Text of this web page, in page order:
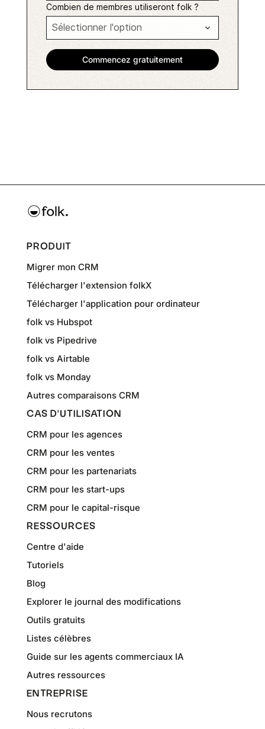
Combien de membres utiliseront folk ?
PRODUIT
Migrer mon CRM
Télécharger l'extension folkX
Télécharger l'application pour ordinateur
folk vs Hubspot
folk vs Pipedrive
folk vs Airtable
folk vs Monday
Autres comparaisons CRM
CAS D'UTILISATION
CRM pour les agences
CRM pour les ventes
CRM pour les partenariats
CRM pour les start-ups
CRM pour le capital-risque
RESSOURCES
Centre d'aide
Tutoriels
Blog
Explorer le journal des modifications
Outils gratuits
Listes célèbres
Guide sur les agents commerciaux IA
Autres ressources
ENTREPRISE
Nous recrutons